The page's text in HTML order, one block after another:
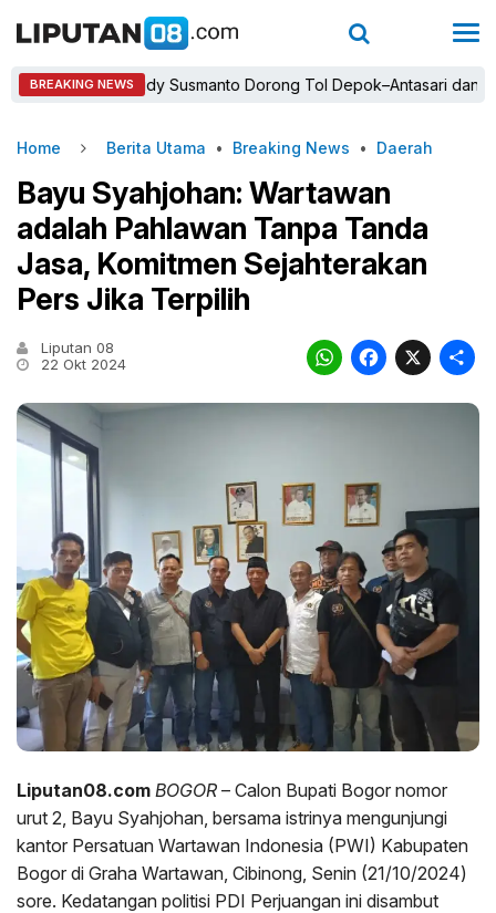
BREAKING NEWS
Bupati Rudy Susmanto Dorong Tol Depok–Antasari dan Jalan
Home Berita Utama • Breaking News • Daerah
Bayu Syahjohan: Wartawan
adalah Pahlawan Tanpa Tanda
Jasa, Komitmen Sejahterakan
Pers Jika Terpilih
Liputan 08
22 Okt 2024
X
Liputan08.com BOGOR – Calon Bupati Bogor nomor
urut 2, Bayu Syahjohan, bersama istrinya mengunjungi
kantor Persatuan Wartawan Indonesia (PWI) Kabupaten
Bogor di Graha Wartawan, Cibinong, Senin (21/10/2024)
sore. Kedatangan politisi PDI Perjuangan ini disambut